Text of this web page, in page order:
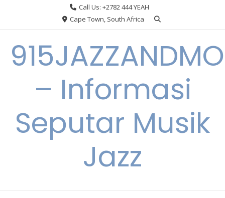
Call Us: +2782 444 YEAH
Cape Town, South Africa
– Informasi
Seputar Musik
Jazz